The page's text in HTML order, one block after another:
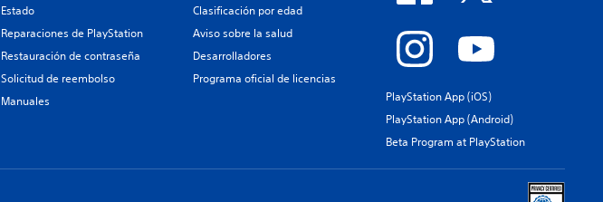
Estado
Reparaciones de PlayStation
Restauración de contraseña
Solicitud de reembolso
Manuales
Clasificación por edad
Aviso sobre la salud
Desarrolladores
Programa oficial de licencias
PlayStation App (iOS)
PlayStation App (Android)
Beta Program at PlayStation